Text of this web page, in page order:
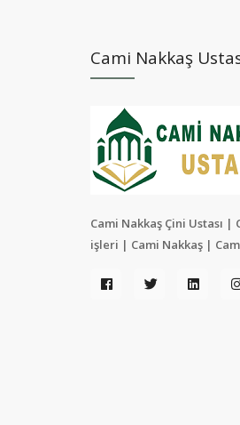
Cami Nakkaş
Cami Nakkaş Çini Ustası |
işleri | Cami Nakkaş |